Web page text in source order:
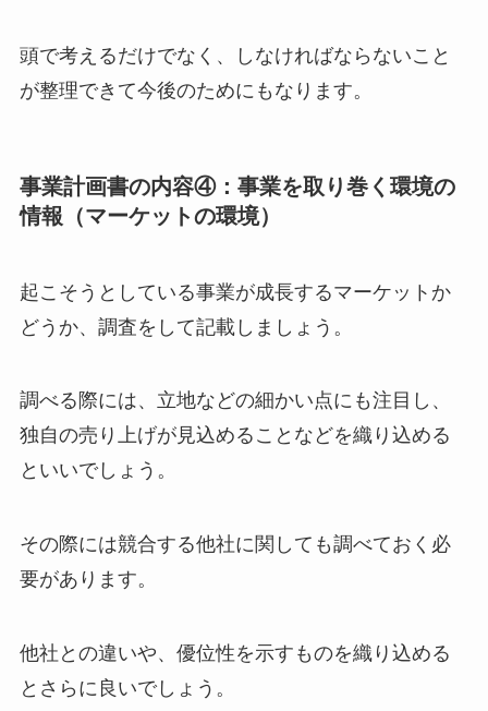
頭で考えるだけでなく、しなければならないこと
が整理できて今後のためにもなります。
事業計画書の内容④：事業を取り巻く環境の
情報（マーケットの環境）
起こそうとしている事業が成長するマーケットか
どうか、調査をして記載しましょう。
調べる際には、立地などの細かい点にも注目し、
独自の売り上げが見込めることなどを織り込める
といいでしょう。
その際には競合する他社に関しても調べておく必
要があります。
他社との違いや、優位性を示すものを織り込める
とさらに良いでしょう。